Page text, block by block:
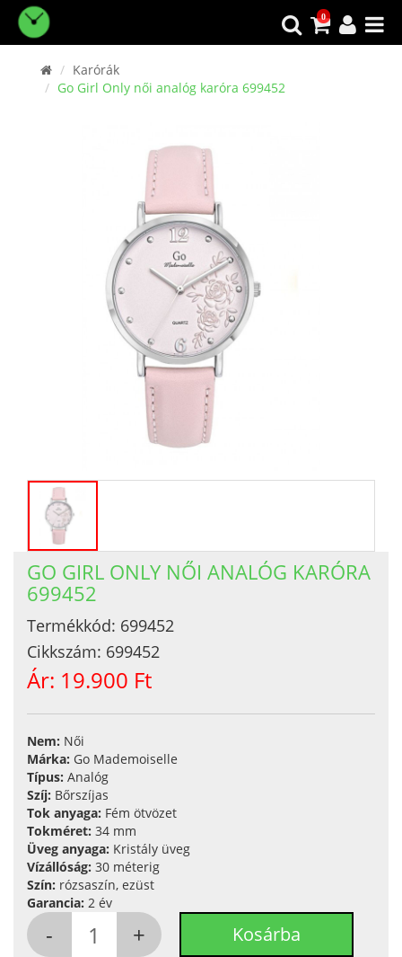
0
Karórák
Go Girl Only női analóg karóra 699452
GO GIRL ONLY NŐI ANALÓG KARÓRA
699452
Termékkód: 699452
Cikkszám: 699452
Ár: 19.900 Ft
Nem: Női
Márka: Go Mademoiselle
Típus: Analóg
Szíj: Bőrszíjas
Tok anyaga: Fém ötvözet
Tokméret: 34 mm
Üveg anyaga: Kristály üveg
Vízállóság: 30 méterig
Szín: rózsaszín, ezüst
Garancia: 2 év